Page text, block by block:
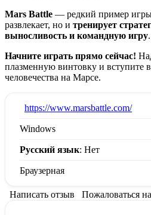
Mars Battle — редкий пример
развлекает, но и тренирует
выносливость и командную игру.
Начните играть прямо сейчас!
плазменную винтовку и вступите
человечества на Марсе.
https://www.marsbattle.com/
Windows
Русский язык: Нет
Браузерная
Написать отзыв Пожаловаться